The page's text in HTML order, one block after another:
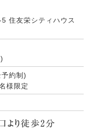
住友栄シティハウス
約制)
様限定